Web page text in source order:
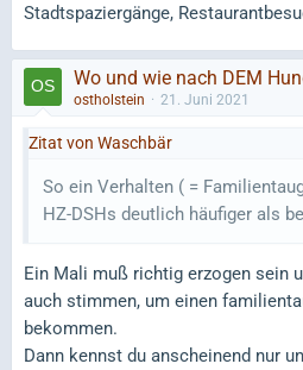
Stadtspaziergänge,
Wo und wie nach DEM
ostholstein 21. Juni 2021
Zitat von Waschbär
So ein Verhalten ( =
HZ-DSHs deutlich häufiger als
Ein Mali muß richtig erzogen sein
auch stimmen, um einen
bekommen.
Dann kennst du anscheinend nur